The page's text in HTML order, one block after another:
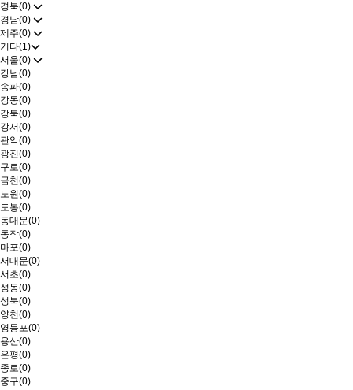
경북(0)
경남(0)
제주(0)
기타(1)
서울(0)
강남(0)
송파(0)
강동(0)
강북(0)
강서(0)
관악(0)
광진(0)
구로(0)
금천(0)
노원(0)
도봉(0)
동대문(0)
동작(0)
마포(0)
서대문(0)
서초(0)
성동(0)
성북(0)
양천(0)
영등포(0)
용산(0)
은평(0)
종로(0)
중구(0)